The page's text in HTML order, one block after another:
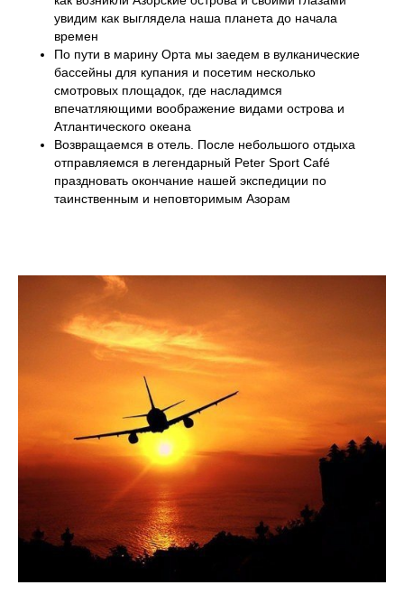
увидим как выглядела наша планета до начала
времен
По пути в марину Орта мы заедем в вулканические
бассейны для купания и посетим несколько
смотровых площадок, где насладимся
впечатляющими воображение видами острова и
Атлантического океана
Возвращаемся в отель. После небольшого отдыха
отправляемся в легендарный Peter Sport Café
праздновать окончание нашей экспедиции по
таинственным и неповторимым Азорам